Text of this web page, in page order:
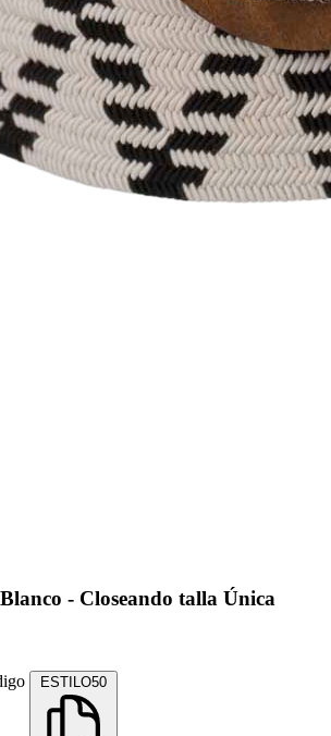
- Closeando talla Única
ESTILO50